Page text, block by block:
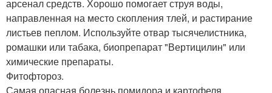
арсенал средств. Хорошо помогает струя воды,
направленная на место скопления тлей, и растирание
листьев пеплом. Используйте отвар тысячелистника,
ромашки или табака, биопрепарат "Вертицилин" или
химические препараты.
Фитофтороз.